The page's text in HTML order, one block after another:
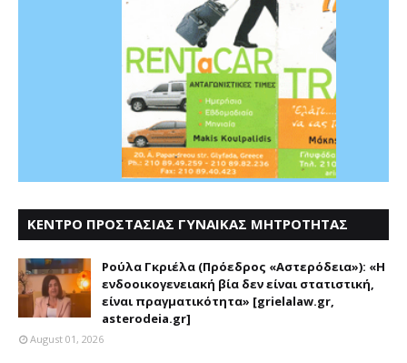
ΚΕΝΤΡΟ ΠΡΟΣΤΑΣΙΑΣ ΓΥΝΑΙΚΑΣ ΜΗΤΡΟΤΗΤΑΣ
Ρούλα Γκριέλα (Πρόεδρος «Αστερόδεια»): «Η
ενδοοικογενειακή βία δεν είναι στατιστική,
είναι πραγματικότητα» [grielalaw.gr,
asterodeia.gr]
August 01, 2026